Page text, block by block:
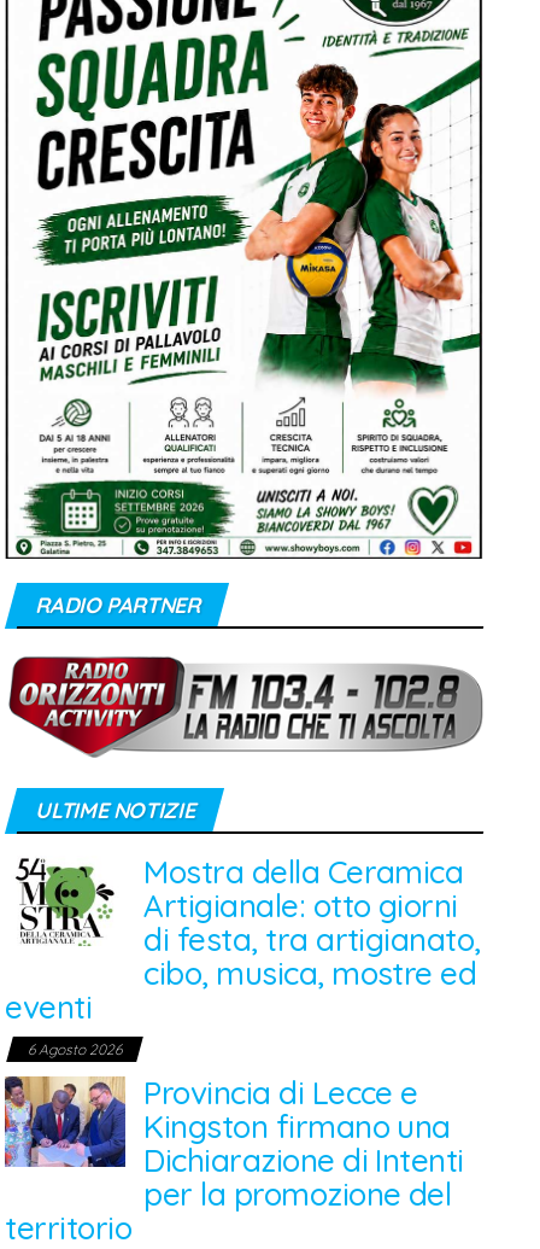
RADIO PARTNER
ULTIME NOTIZIE
Mostra della Ceramica
Artigianale: otto giorni
di festa, tra artigianato,
cibo, musica, mostre ed
eventi
6 Agosto 2026
Provincia di Lecce e
Kingston firmano una
Dichiarazione di Intenti
per la promozione del
territorio